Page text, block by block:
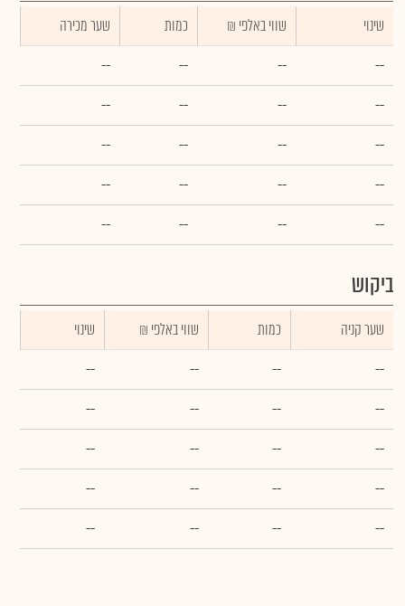
שינוי ₪ שווי באלפי כמות
שער מכירה
--
--
--
--
--
--
--
--
--
--
--
--
--
--
--
--
--
--
--
--
ביקוש
שער קניה כמות ₪ שווי באלפי
שינוי
--
--
--
--
--
--
--
--
--
--
--
--
--
--
--
--
--
--
--
--